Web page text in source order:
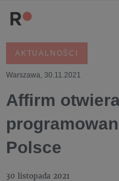
AKTUALNOŚCI
Warszawa, 30.11.2021
Affirm
Polsce
30 listopada 2021